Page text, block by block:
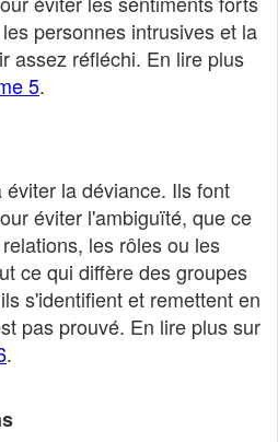
personnes intrusives et la
assez réfléchi. En lire plus
5.
la déviance. Ils font
éviter l'ambiguïté, que ce
les rôles ou les
ce qui diffère des groupes
s'identifient et remettent en
pas prouvé. En lire plus sur
.